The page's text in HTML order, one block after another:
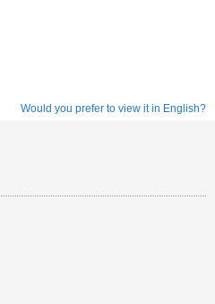
Would you prefer to view it in English?